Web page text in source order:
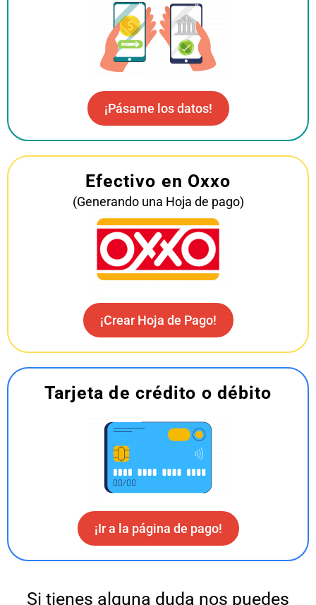
¡Pásame los datos!
Efectivo en Oxxo
(Generando una Hoja de pago)
¡Crear Hoja de Pago!
Tarjeta de crédito o débito
¡Ir a la página de pago!
Si tienes alguna duda nos puedes